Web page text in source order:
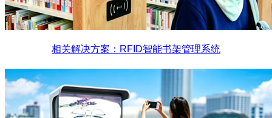
相关解决方案：RFID智能书架管理系统